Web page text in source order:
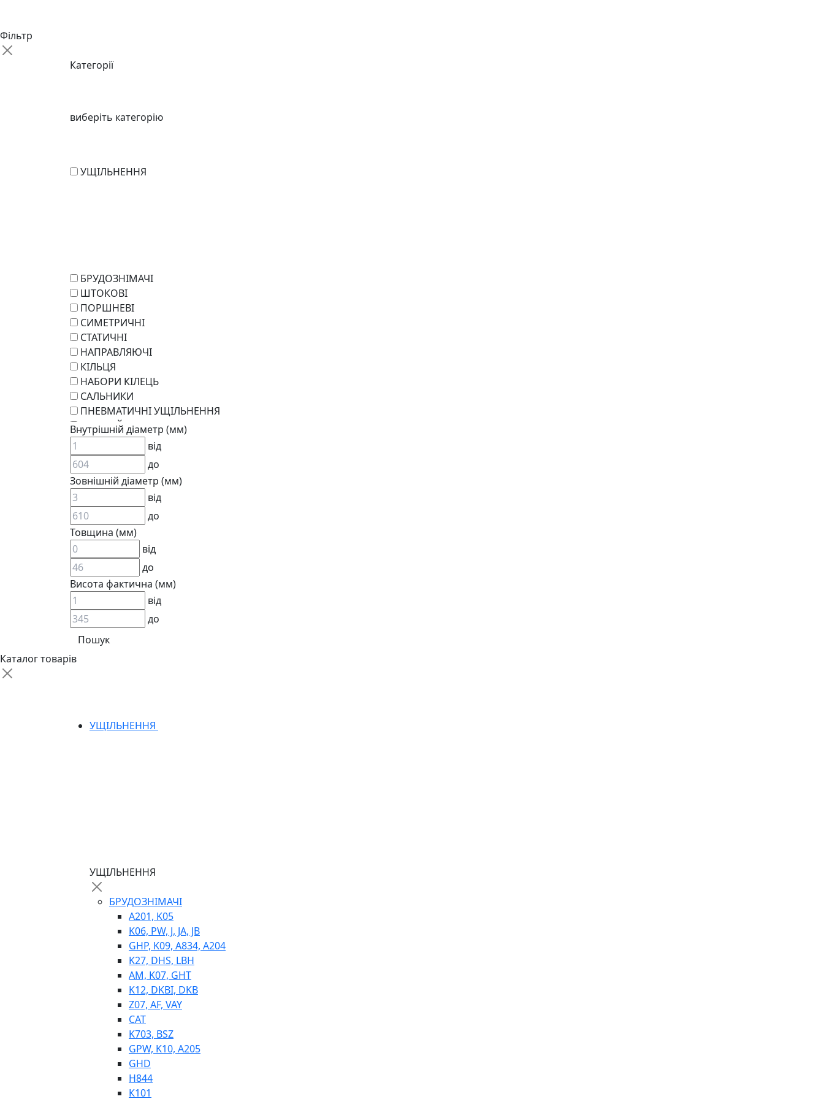
Фільтр
Категорії
виберіть категорію
УЩІЛЬНЕННЯ
БРУДОЗНІМАЧІ
ШТОКОВІ
ПОРШНЕВІ
СИМЕТРИЧНІ
СТАТИЧНІ
НАПРАВЛЯЮЧІ
КІЛЬЦЯ
НАБОРИ КІЛЕЦЬ
САЛЬНИКИ
ПНЕВМАТИЧНІ УЩІЛЬНЕННЯ
РОТАЦІЙНІ
РЕМКОМПЛЕКТИ
KARCHER
EPDM
СПЕЦІАЛЬНІ
ВСТАВКИ МУФТ (ЗІРОЧКИ)
ГІДРАВЛІКА
АДАПТЕРИ
КЛАПАНИ
КРАНИ, ДИВЕРТОРИ
ГІДРОМОТОРИ
РОТАТОРИ
ЛЕБІДКИ
ВТУЛКИ
BIMETAL
Е90, E92
Внутрішній діаметр (мм)
від
до
Зовнішній діаметр (мм)
від
до
Товщина (мм)
від
до
Висота фактична (мм)
від
до
Каталог товарів
УЩІЛЬНЕННЯ
УЩІЛЬНЕННЯ
БРУДОЗНІМАЧІ
A201, K05
K06, PW, J, JA, JB
GHP, K09, A834, A204
K27, DHS, LBH
AM, K07, GHT
K12, DKBI, DKB
Z07, AF, VAY
CAT
K703, BSZ
GPW, K10, A205
GHD
H844
К101